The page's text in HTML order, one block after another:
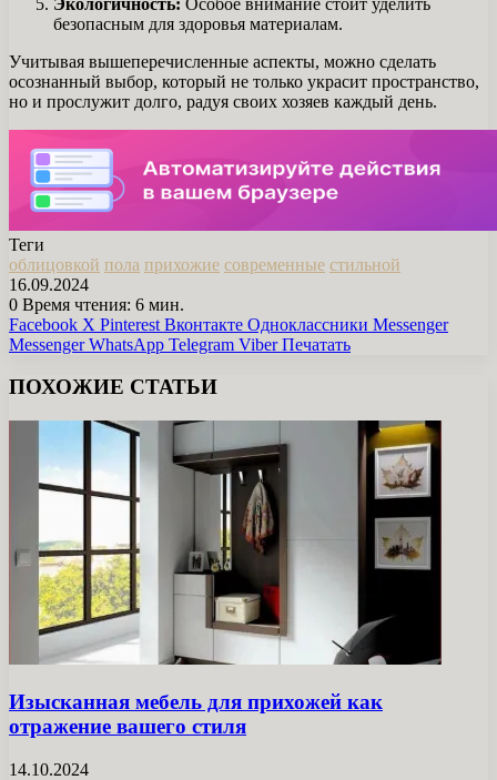
безопасным для здоровья материалам.
Учитывая вышеперечисленные аспекты, можно сделать
осознанный выбор, который не только украсит пространство,
но и прослужит долго, радуя своих хозяев каждый день.
Теги
облицовкой пола прихожие современные стильной
16.09.2024
0 Время чтения: 6 мин.
Facebook X Pinterest Вконтакте Одноклассники Messenger
Messenger WhatsApp Telegram Viber Печатать
ПОХОЖИЕ СТАТЬИ
Изысканная мебель для прихожей как
отражение вашего стиля
14.10.2024